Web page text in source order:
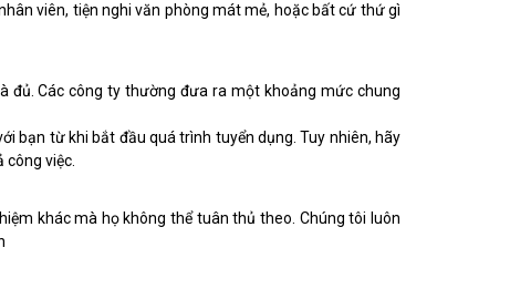
viên, tiện nghi văn phòng mát mẻ, hoặc bất cứ thứ gì
đủ. Các công ty thường đưa ra một khoảng mức chung
bạn từ khi bắt đầu quá trình tuyển dụng. Tuy nhiên, hãy
việc.
khác mà họ không thể tuân thủ theo. Chúng tôi luôn